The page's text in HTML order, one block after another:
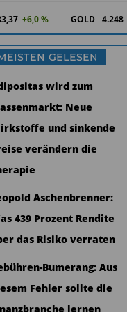
+6,0 % GOLD 4.248
GELESEN
wird zum
Neue
und sinkende
verändern die
Aschenbrenner:
439 Prozent Rendite
das Risiko verraten
Bumerang: Aus
Fehler sollte die
lernen